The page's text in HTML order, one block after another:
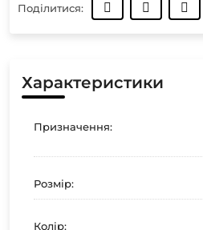
Поділитися:
Характеристики
Призначення:
Розмір:
Колір: